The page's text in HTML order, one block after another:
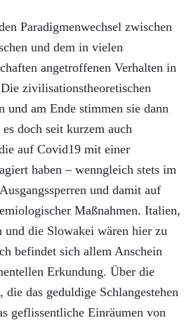
Paradigmenwechsel zwischen
und dem in vielen
angetroffenen Verhalten in
zivilisationstheoretischen
und am Ende stimmen sie dann
doch seit kurzem auch
auf Covid19 mit einer
haben – wenngleich stets im
und damit auf
Maßnahmen. Italien,
und die Slowakei wären hier zu
befindet sich allem Anschein
Erkundung. Über die
das geduldige Schlangestehen
geflissentliche Einräumen von